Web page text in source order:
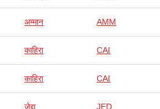
अम्मान AMM
काहिरा CAI
काहिरा CAI
जेद्दा JED